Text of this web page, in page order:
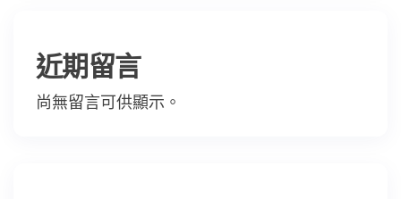
近期留言
尚無留言可供顯示。